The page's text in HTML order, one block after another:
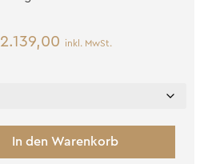
2.139,00 inkl. MwSt.
In den Warenkorb